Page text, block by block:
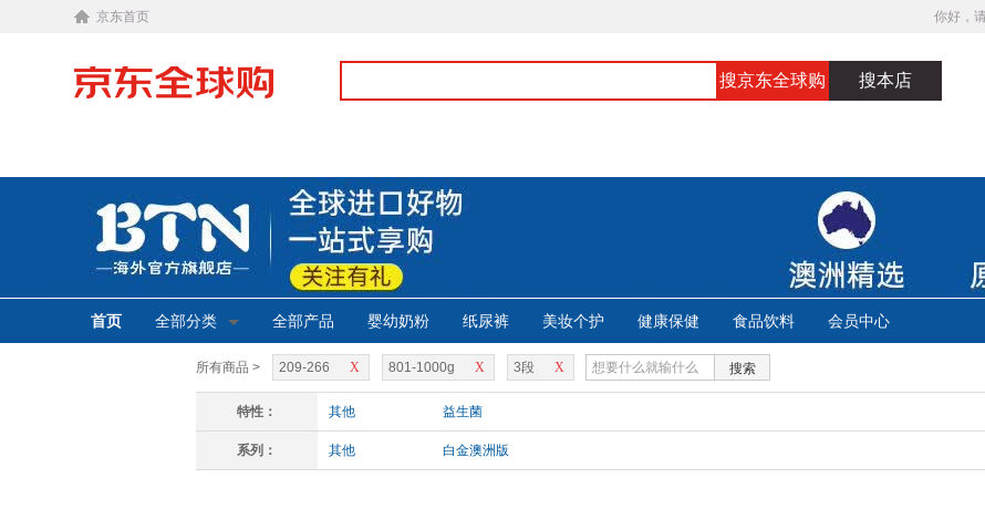
京东首页 你好，
搜京东全球购 搜本店
首页 全部分类 全部产品 婴幼奶粉 纸尿裤 美妆个护 健康保健 食品饮料 会员中心
所有商品 > X
209-266 X
801-1000g X
3段 搜索
特性： 其他 益生菌
系列： 其他 白金澳洲版